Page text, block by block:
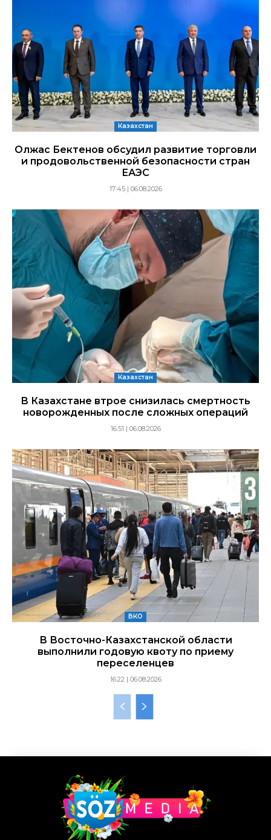
Казахстан
Олжас Бектенов обсудил развитие торговли
и продовольственной безопасности стран
ЕАЭС
17:45 | 06.08.2026
Казахстан
В Казахстане втрое снизилась смертность
новорожденных после сложных операций
16:51 | 06.08.2026
ВКО
В Восточно-Казахстанской области
выполнили годовую квоту по приему
переселенцев
16:22 | 06.08.2026